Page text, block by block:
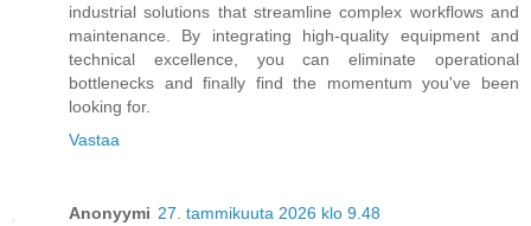
industrial solutions that streamline complex workflows and
maintenance. By integrating high-quality equipment and
technical excellence, you can eliminate operational
bottlenecks and finally find the momentum you've been
looking for.
Vastaa
Anonyymi 27. tammikuuta 2026 klo 9.48